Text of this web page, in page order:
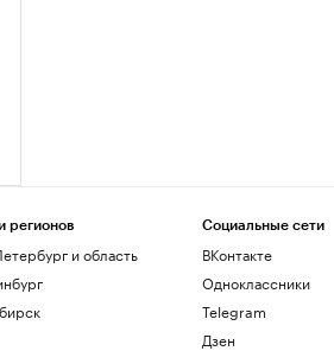
регионов
и область
Социальные сети
ВКонтакте
Одноклассники
Telegram
Дзен